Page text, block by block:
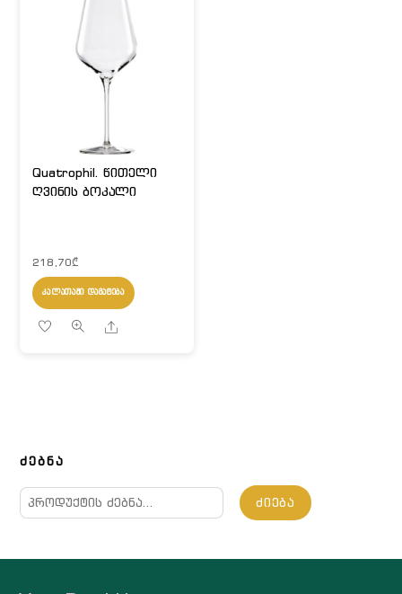
Quatrophil. წითელი
ღვინის ბოკალი
218,70₾
ᲙᲐᲚᲐᲗᲐᲨᲘ ᲓᲐᲛᲐᲢᲔᲑᲐ
Share
ᲫᲔᲑᲜᲐ
ძებნა:
ᲫᲘᲔᲑᲐ